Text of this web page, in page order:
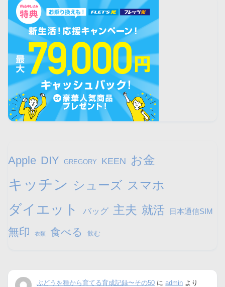
Apple DIY GREGORY KEEN お金
キッチン シューズ スマホ
ダイエット バッグ 主夫 就活 日本通信SIM
無印 衣類 食べる 飲む
ぶどうを種から育てる育成記録〜その50 にadmin より